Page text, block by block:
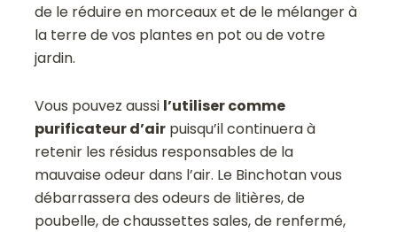
de le réduire en morceaux et de le mélanger à
la terre de vos plantes en pot ou de votre
jardin.
Vous pouvez aussi l’utiliser comme
purificateur d’air puisqu’il continuera à
retenir les résidus responsables de la
mauvaise odeur dans l’air. Le Binchotan vous
débarrassera des odeurs de litières, de
poubelle, de chaussettes sales, de renfermé,